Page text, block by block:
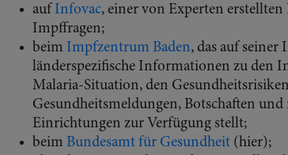
auf Infovac, einer von Experten
Impffragen;
beim Impfzentrum Baden, das auf seiner
länderspezifische Informationen zu den
Malaria-Situation, den
Gesundheitsmeldungen, Botschaften
Einrichtungen zur Verfügung stellt;
beim Bundesamt für Gesundheit (hier);